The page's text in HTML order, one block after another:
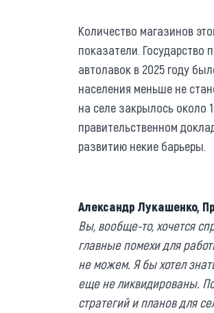
Количество магазинов
показатели. Государство
автолавок в 2025 году
населения меньше не
на селе закрылось около
правительственном
развитию некие барьеры.
Александр Лукашенко,
Вы, вообще-то, хочется
главные помехи для
не можем. Я бы хотел
еще не ликвидированы.
стратегий и планов для